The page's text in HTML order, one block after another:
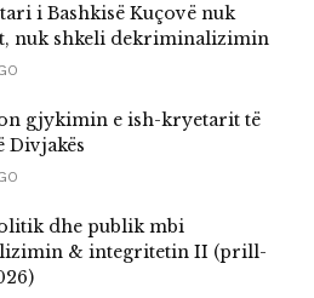
i Bashkisë Kuçovë nuk
nuk shkeli dekriminalizimin
gjykimin e ish-kryetarit të
Divjakës
dhe publik mbi
& integritetin II (prill-